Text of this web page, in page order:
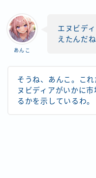
あんこ
エヌビデ
えたんだね
そうね、あんこ。こ
ヌビディアがいかに
るかを示しているわ。